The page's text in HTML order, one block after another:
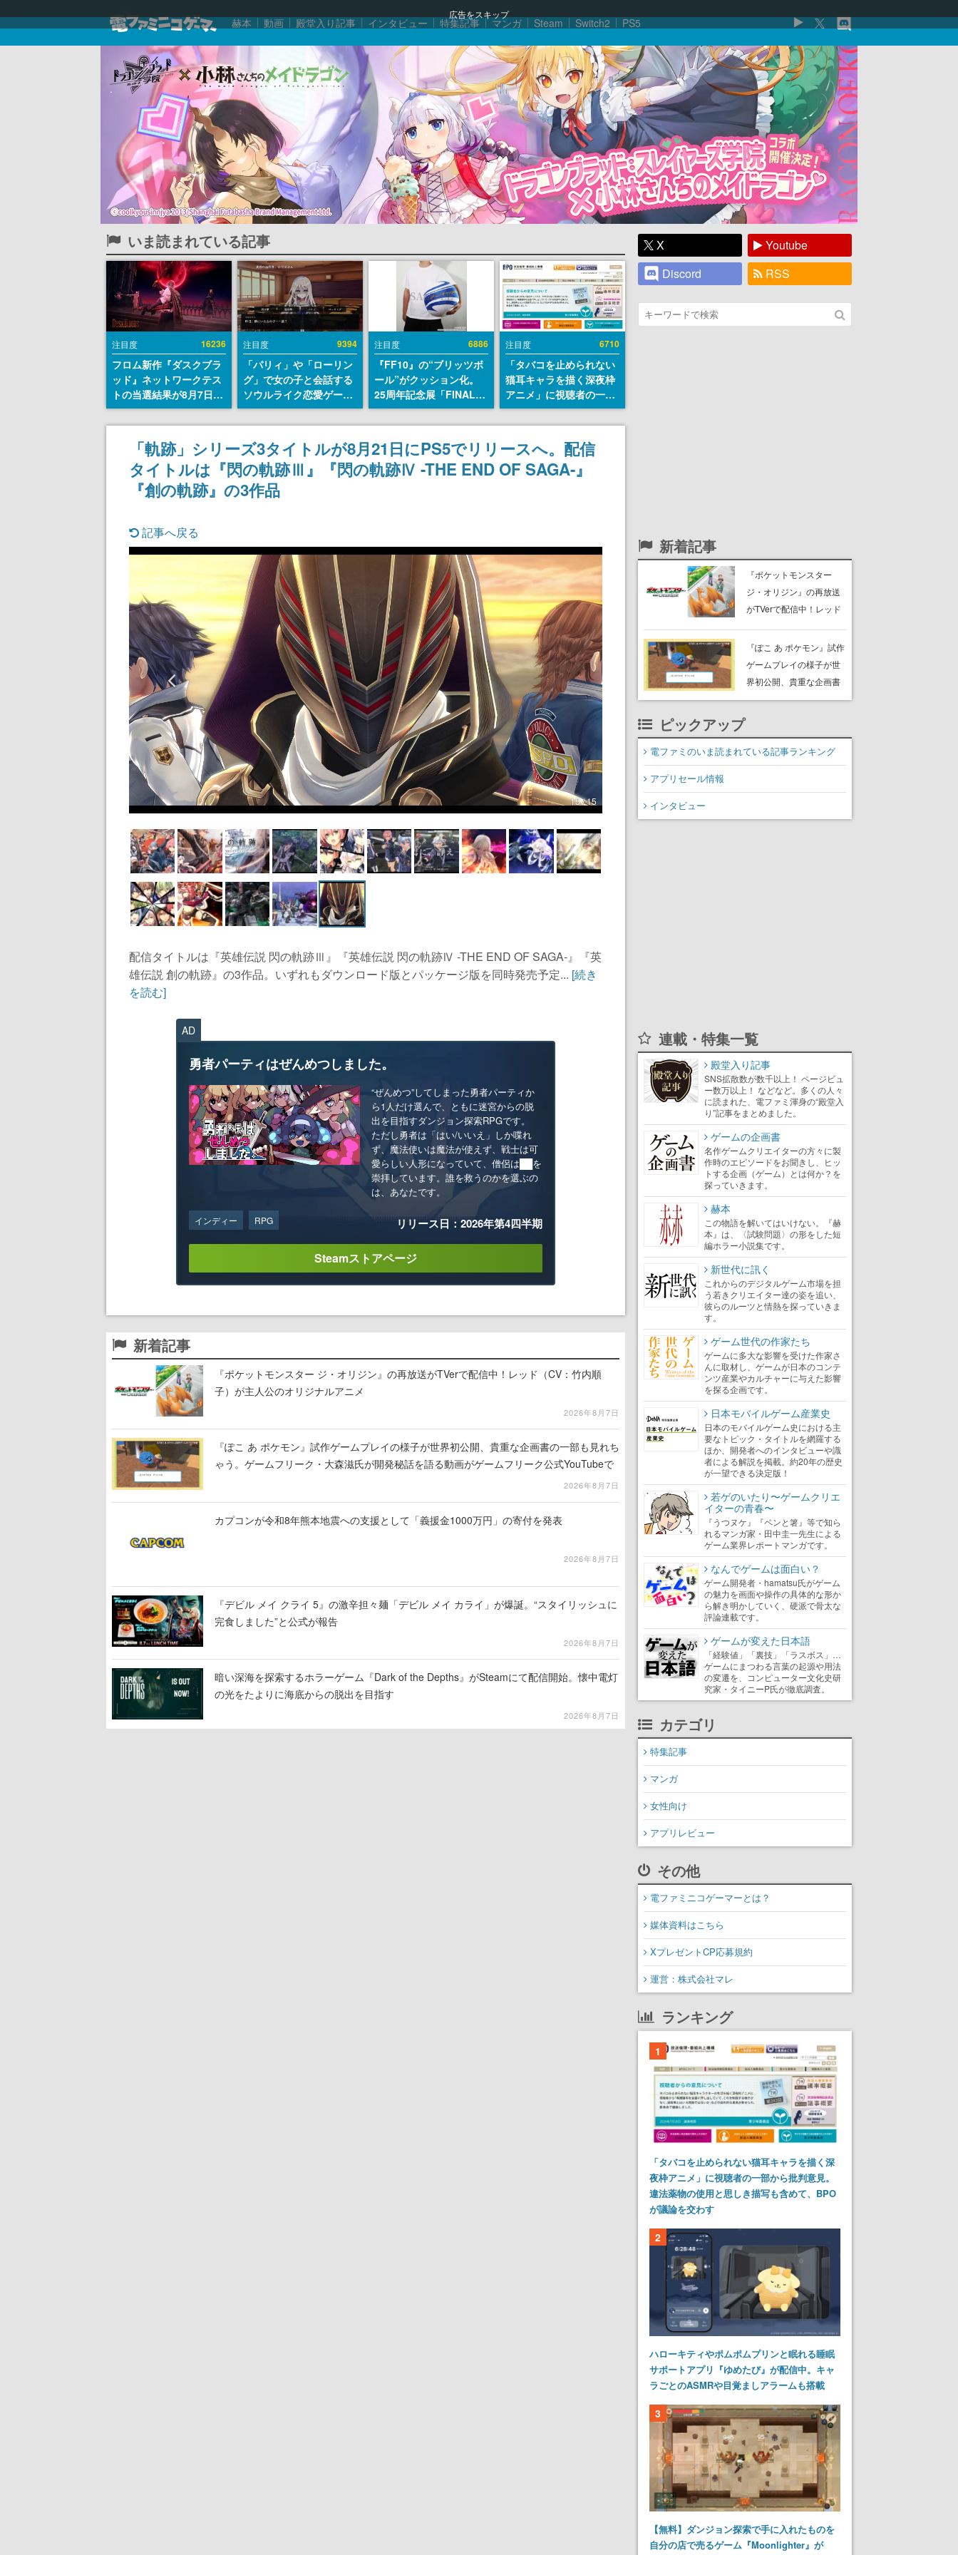
広告をスキップ
赫本 動画 殿堂入り記事 インタビュー 特集記事 マンガ Steam Switch2 PS5
いま読まれている記事
注目度 16236
フロム新作『ダスクブラ
ッド』ネットワークテス
トの当選結果が8月7日22
時に発表。応募サイトの
マイページから確認可
能、テスト実施は8月21
日～24日
注目度 9394
「パリィ」や「ローリン
グ」で女の子と会話する
ソウルライク恋愛ゲーム
『小早川さんはソウルラ
イク』無料公開。返事に
失敗すると「YOU
DIED」
注目度 6886
『FF10』の“ブリッツボ
ール”がクッション化。
25周年記念展「FINAL
FANTASY X MUSEUM-
幻光の記憶-」のグッズ情
報が一部公開
注目度 6710
「タバコを止められない
猫耳キャラを描く深夜枠
アニメ」に視聴者の一部
から批判意見。違法薬物
の使用と思しき描写も含
めて、BPOが議論を交わ
す
「軌跡」シリーズ3タイトルが8月21日にPS5でリリースへ。配信
タイトルは『閃の軌跡Ⅲ』『閃の軌跡Ⅳ -THE END OF SAGA-』
『創の軌跡』の3作品
記事へ戻る
15 / 15
配信タイトルは『英雄伝説 閃の軌跡Ⅲ』『英雄伝説 閃の軌跡Ⅳ -THE END OF SAGA-』『英
雄伝説 創の軌跡』の3作品。いずれもダウンロード版とパッケージ版を同時発売予定... [続き
を読む]
AD
勇者パーティはぜんめつしました。
“ぜんめつ”してしまった勇者パーティか
ら1人だけ選んで、ともに迷宮からの脱
出を目指すダンジョン探索RPGです。
ただし勇者は「はい/いいえ」しか喋れ
ず、魔法使いは魔法が使えず、戦士は可
愛らしい人形になっていて、僧侶は██を
崇拝しています。誰を救うのかを選ぶの
は、あなたです。
インディー RPG リリース日：2026年第4四半期
Steamストアページ
新着記事
『ポケットモンスター ジ・オリジン』の再放送がTVerで配信中！レッド（CV：竹内順
子）が主人公のオリジナルアニメ
2026年8月7日
『ぽこ あ ポケモン』試作ゲームプレイの様子が世界初公開、貴重な企画書の一部も見れち
ゃう。ゲームフリーク・大森滋氏が開発秘話を語る動画がゲームフリーク公式YouTubeで
2026年8月7日
カプコンが令和8年熊本地震への支援として「義援金1000万円」の寄付を発表
2026年8月7日
『デビル メイ クライ 5』の激辛担々麺「デビル メイ カライ」が爆誕。“スタイリッシュに
完食しました”と公式が報告
2026年8月7日
暗い深海を探索するホラーゲーム『Dark of the Depths』がSteamにて配信開始。懐中電灯
の光をたよりに海底からの脱出を目指す
2026年8月7日
X
Youtube
Discord
RSS
新着記事
『ポケットモンスター
ジ・オリジン』の再放送
がTVerで配信中！レッド
公のオリジナルアニメ
『ぽこ あ ポケモン』試作
ゲームプレイの様子が世
界初公開、貴重な企画書
の一部も見れちゃう。ゲ
ゲームフリーク公式
YouTubeで公開中
ピックアップ
電ファミのいま読まれている記事ランキング
アプリセール情報
インタビュー
連載・特集一覧
殿堂入り記事
SNS拡散数が数千以上！ ページビュ
ー数万以上！ などなど。多くの人々
に読まれた、電ファミ渾身の“殿堂入
り”記事をまとめました。
ゲームの企画書
名作ゲームクリエイターの方々に製
作時のエピソードをお聞きし、ヒッ
トする企画（ゲーム）とは何か？を
探っていきます。
赫本
この物語を解いてはいけない。『赫
本』は、〈試験問題〉の形をした短
編ホラー小説集です。
新世代に訊く
これからのデジタルゲーム市場を担
う若きクリエイター達の姿を追い、
彼らのルーツと情熱を探っていきま
す。
ゲーム世代の作家たち
ゲームに多大な影響を受けた作家さ
んに取材し、ゲームが日本のコンテ
ンツ産業やカルチャーに与えた影響
を探る企画です。
日本モバイルゲーム産業史
日本のモバイルゲーム史における主
要なトピック・タイトルを網羅する
ほか、開発者へのインタビューや識
者による解説を掲載。約20年の歴史
が一望できる決定版！
若ゲのいたり〜ゲームクリエ
イターの青春〜
『うつヌケ』『ペンと箸』等で知ら
れるマンガ家・田中圭一先生による
ゲーム業界レポートマンガです。
なんでゲームは面白い？
ゲーム開発者・hamatsu氏がゲーム
の魅力を画面や操作の具体的な形か
ら解き明かしていく、硬派で骨太な
評論連載です。
ゲームが変えた日本語
「経験値」「裏技」「ラスボス」…
ゲームにまつわる言葉の起源や用法
の変遷を、コンピューター文化史研
究家・タイニーP氏が徹底調査。
カテゴリ
特集記事
マンガ
女性向け
アプリレビュー
その他
電ファミニコゲーマーとは？
媒体資料はこちら
XプレゼントCP応募規約
運営：株式会社マレ
ランキング
1
「タバコを止められない猫耳キャラを描く深
夜枠アニメ」に視聴者の一部から批判意見。
違法薬物の使用と思しき描写も含めて、BPO
が議論を交わす
2
ハローキティやポムポムプリンと眠れる睡眠
サポートアプリ『ゆめたび』が配信中。キャ
ラごとのASMRや目覚ましアラームも搭載
3
【無料】ダンジョン探索で手に入れたものを
自分の店で売るゲーム『Moonlighter』が